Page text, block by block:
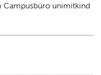
Campusbüro unimitkind